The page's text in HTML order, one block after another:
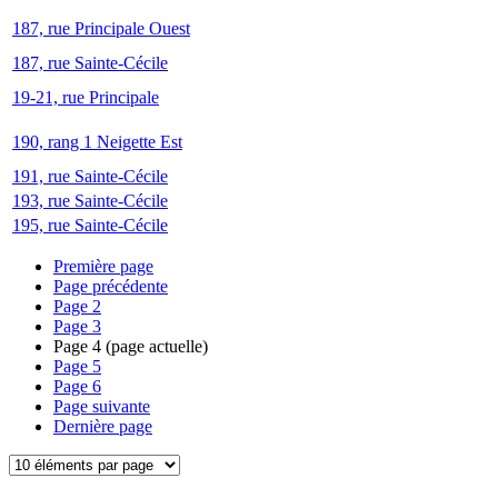
187, rue Principale Ouest
187, rue Sainte-Cécile
19-21, rue Principale
190, rang 1 Neigette Est
191, rue Sainte-Cécile
193, rue Sainte-Cécile
195, rue Sainte-Cécile
Première page
Page précédente
Page 2
Page 3
Page 4 (page actuelle)
Page 5
Page 6
Page suivante
Dernière page